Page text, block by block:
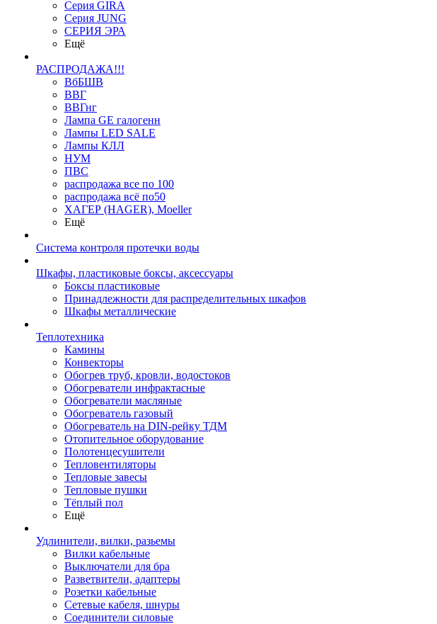
Серия GIRA
Серия JUNG
СЕРИЯ ЭРА
Ещё
РАСПРОДАЖА!!!
ВбБШВ
ВВГ
ВВГнг
Лампа GE галогенн
Лампы LED SALE
Лампы КЛЛ
НУМ
ПВС
распродажа все по 100
распродажа всё по50
ХАГЕР (HAGER), Moeller
Ещё
Система контроля протечки воды
Шкафы, пластиковые боксы, аксессуары
Боксы пластиковые
Принадлежности для распределительных шкафов
Шкафы металлические
Теплотехника
Камины
Конвекторы
Обогрев труб, кровли, водостоков
Обогреватели инфрактасные
Обогреватели масляные
Обогреватель газовый
Обогреватель на DIN-рейку ТДМ
Отопительное оборудование
Полотенцесушители
Тепловентиляторы
Тепловые завесы
Тепловые пушки
Тёплый пол
Ещё
Удлинители, вилки, разьемы
Вилки кабельные
Выключатели для бра
Разветвители, адаптеры
Розетки кабельные
Сетевые кабеля, шнуры
Соединители силовые